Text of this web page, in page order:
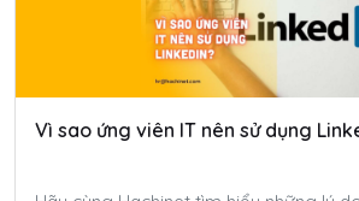
Vì sao ứng viên IT nên sử dụng